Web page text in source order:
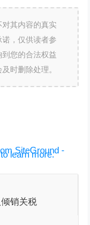
其内容的真实
，仅供读者参
您的合法权益
时删除处理。
销关税